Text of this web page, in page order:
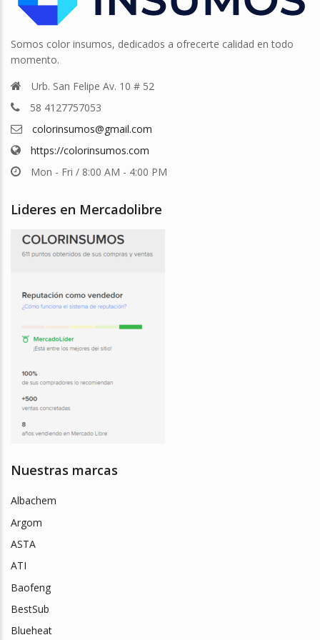
Somos color insumos, dedicados a ofrecerte calidad en todo
momento.
Urb. San Felipe Av. 10 # 52
58 4127757053
colorinsumos@gmail.com
https://colorinsumos.com
Mon - Fri / 8:00 AM - 4:00 PM
Lideres en Mercadolibre
Nuestras marcas
Albachem
Argom
ASTA
ATI
Baofeng
BestSub
Blueheat